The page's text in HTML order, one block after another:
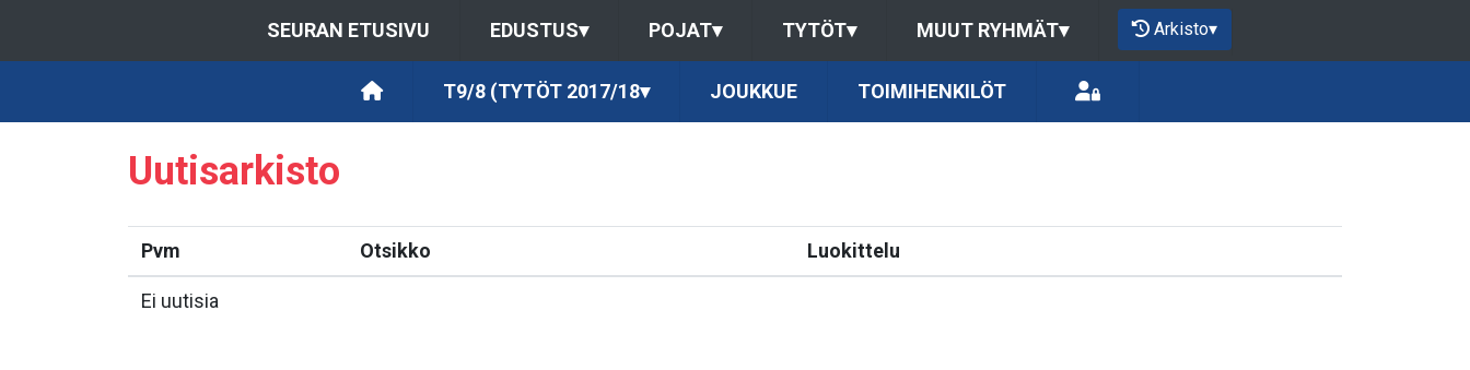
SEURAN ETUSIVU EDUSTUS▾ POJAT▾ TYTÖT▾ MUUT RYHMÄT▾ Arkisto▾
T9/8 (TYTÖT 2017/18▾ JOUKKUE TOIMIHENKILÖT
Uutisarkisto
Pvm Otsikko Luokittelu
Ei uutisia